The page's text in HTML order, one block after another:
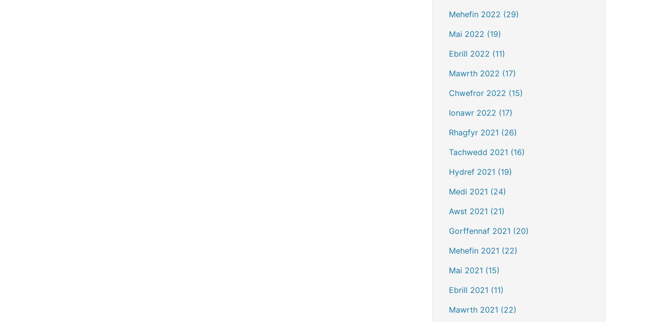
Mehefin 2022 (29)
Mai 2022 (19)
Ebrill 2022 (11)
Mawrth 2022 (17)
Chwefror 2022 (15)
Ionawr 2022 (17)
Rhagfyr 2021 (26)
Tachwedd 2021 (16)
Hydref 2021 (19)
Medi 2021 (24)
Awst 2021 (21)
Gorffennaf 2021 (20)
Mehefin 2021 (22)
Mai 2021 (15)
Ebrill 2021 (11)
Mawrth 2021 (22)